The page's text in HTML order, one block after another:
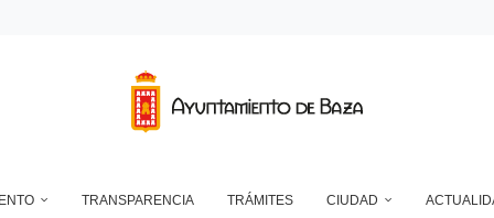
ELÉCTRICO EN EL RECINTO FERIAL
TRANSPARENCIA TRÁMITES CIUDAD